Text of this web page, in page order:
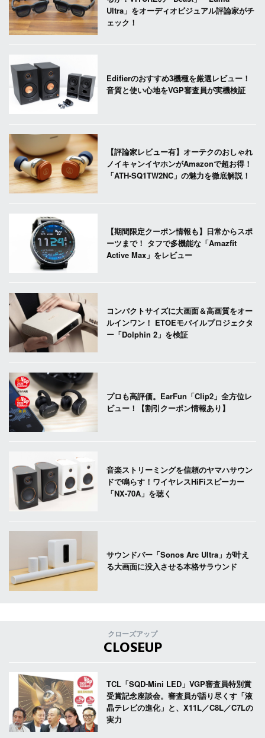
Ultra」をオーディオビジュアル評論家がチ
ェック！
Edifierのおすすめ3機種を厳選レビュー！
音質と使い心地をVGP審査員が実機検証
【評論家レビュー有】オーテクのおしゃれ
ノイキャンイヤホンがAmazonで超お得！
「ATH-SQ1TW2NC」の魅力を徹底解説！
【期間限定クーポン情報も】日常からスポ
ーツまで！ タフで多機能な「Amazfit
Active Max」をレビュー
コンパクトサイズに大画面＆高画質をオー
ルインワン！ ETOEモバイルプロジェクタ
ー「Dolphin 2」を検証
プロも高評価。EarFun「Clip2」全方位レ
ビュー！【割引クーポン情報あり】
音楽ストリーミングを信頼のヤマハサウン
ドで鳴らす！ワイヤレスHiFiスピーカー
「NX-70A」を聴く
サウンドバー「Sonos Arc Ultra」が叶え
る大画面に没入させる本格サラウンド
クローズアップ
CLOSEUP
TCL「SQD-Mini LED」VGP審査員特別賞
受賞記念座談会。審査員が語り尽くす「液
晶テレビの進化」と、X11L／C8L／C7Lの
実力